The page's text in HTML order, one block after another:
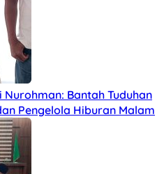
Bantah Tuduhan
Pengelola Hiburan Malam